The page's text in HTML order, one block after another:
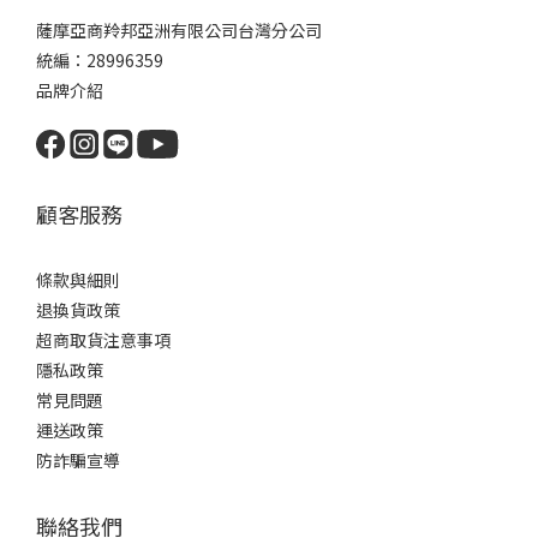
薩摩亞商羚邦亞洲有限公司台灣分公司
統編：28996359
品牌介紹
顧客服務
條款與細則
退換貨政策
超商取貨注意事項
隱私政策
常見問題
運送政策
防詐騙宣導
聯絡我們